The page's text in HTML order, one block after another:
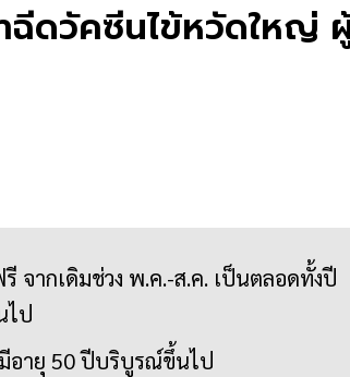
ฉีดวัคซีนไข้หวัดใหญ่
จากเดิมช่วง พ.ค.-ส.ค. เป็นตลอดทั้งปี
ไป
อายุ 50 ปีบริบูรณ์ขึ้นไป